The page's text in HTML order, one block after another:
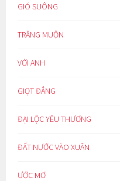
GIÓ SUÔNG
TRĂNG MUỘN
VỚI ANH
GIỌT ĐẮNG
ĐẠI LỘC YÊU THƯƠNG
ĐẤT NƯỚC VÀO XUÂN
ƯỚC MƠ